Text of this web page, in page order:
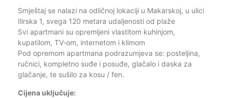
Smještaj se nalazi na odličnoj lokaciji u Makarskoj, u ulici
Ilirska 1, svega 120 metara udaljenosti od plaže
Svi apartmani su opremljeni vlastitom kuhinjom,
kupatilom, TV-om, internetom i klimom
Pod opremom apartmana podrazumjeva se: posteljina,
ručnici, kompletno suđe i posuđe, glačalo i daska za
glačanje, te sušilo za kosu / fen.
Cijena uključuje: